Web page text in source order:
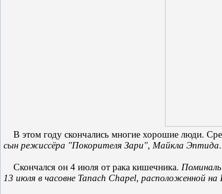
В этом году скончались многие хорошие люди.
сын режиссёра "Покорителя Зари", Майкла Эптида.
Скончался он 4 июля от рака кишечника.
13 июля в часовне Tanach Chapel, расположенной на